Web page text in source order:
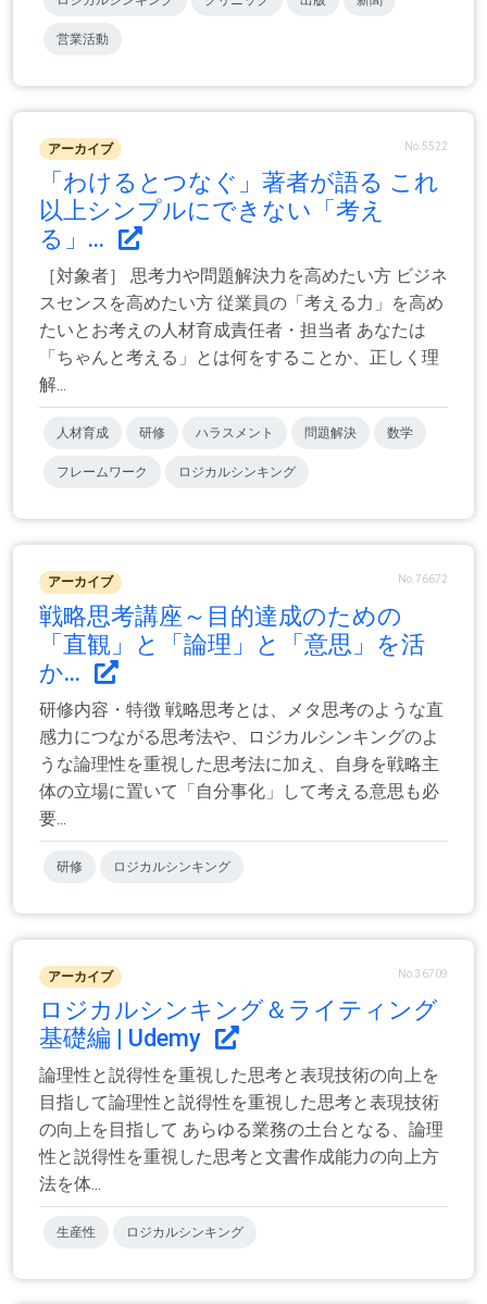
営業活動
アーカイブ No.5522
「わけるとつなぐ」著者が語る これ
以上シンプルにできない「考え
る」...
［対象者］ 思考力や問題解決力を高めたい方 ビジネ
スセンスを高めたい方 従業員の「考える力」を高め
たいとお考えの人材育成責任者・担当者 あなたは
「ちゃんと考える」とは何をすることか、正しく理
解...
人材育成 研修 ハラスメント 問題解決 数学
フレームワーク ロジカルシンキング
アーカイブ No.76672
戦略思考講座～目的達成のための
「直観」と「論理」と「意思」を活
か...
研修内容・特徴 戦略思考とは、メタ思考のような直
感力につながる思考法や、ロジカルシンキングのよ
うな論理性を重視した思考法に加え、自身を戦略主
体の立場に置いて「自分事化」して考える意思も必
要...
研修 ロジカルシンキング
アーカイブ No.36709
ロジカルシンキング＆ライティング
基礎編 | Udemy
論理性と説得性を重視した思考と表現技術の向上を
目指して論理性と説得性を重視した思考と表現技術
の向上を目指して あらゆる業務の土台となる、論理
性と説得性を重視した思考と文書作成能力の向上方
法を体...
生産性 ロジカルシンキング